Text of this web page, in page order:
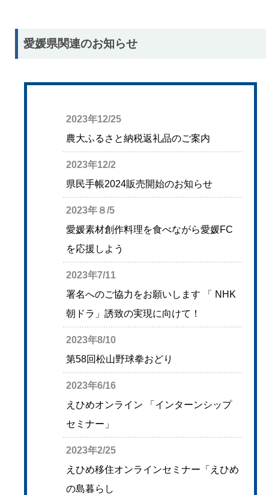
愛媛県関連のお知らせ
2023年12/25
農大ふるさと納税返礼品のご案内
2023年12/2
県民手帳2024販売開始のお知らせ
2023年８/5
愛媛素材創作料理を食べながら愛媛FC
を応援しよう
2023年7/11
署名へのご協力をお願いします 「 NHK
朝ドラ」誘致の実現に向けて！
2023年8/10
第58回松山野球拳おどり
2023年6/16
えひめオンライン 「インターンシップ
セミナー」
2023年2/25
えひめ移住オンラインセミナー「えひめ
の島暮らし